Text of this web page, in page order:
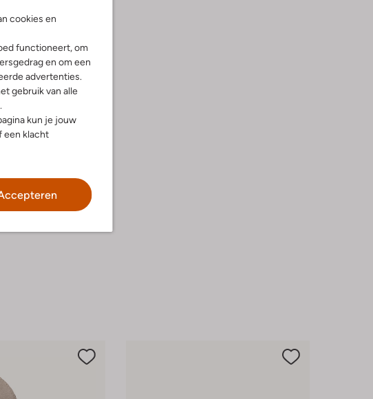
cookies en
functioneert, om
en om een
advertenties.
gebruik van alle
.
kun je jouw
een klacht